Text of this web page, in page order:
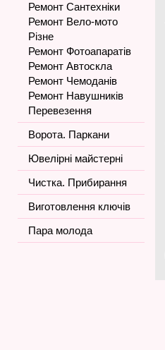
Ремонт Сантехніки
Ремонт Вело-мото
Різне
Ремонт Фотоапаратів
Ремонт Автоскла
Ремонт Чемоданів
Ремонт Навушників
Перевезення
Ворота. Паркани
Ювелірні майстерні
Чистка. Прибирання
Виготовлення ключів
Пара молода